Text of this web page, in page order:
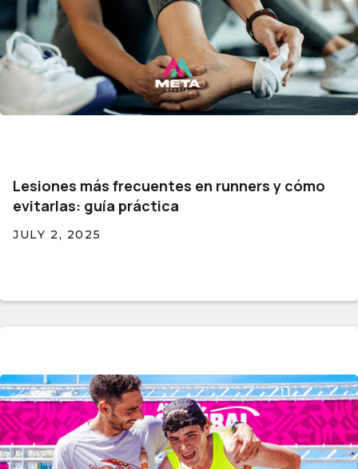
Lesiones más frecuentes en runners y cómo
evitarlas: guía práctica
JULY 2, 2025